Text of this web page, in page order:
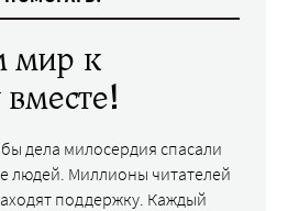
мир к
дела милосердия спасали
людей. Миллионы читателей
поддержку. Каждый